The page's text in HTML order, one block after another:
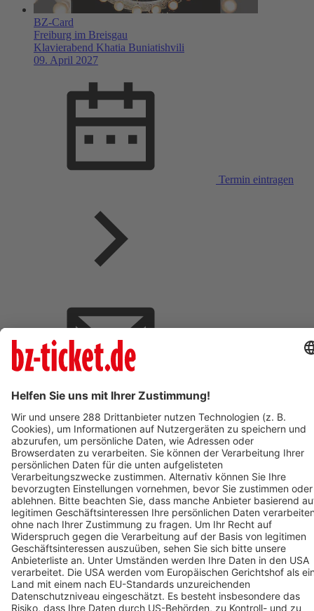
BZ-Card
Freiburg im Breisgau
Klavierabend Khatia Buniatishvili
09. April 2027
Termin eintragen